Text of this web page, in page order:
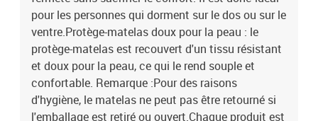
pour les personnes qui dorment sur le dos ou sur le
ventre.Protège-matelas doux pour la peau : le
protège-matelas est recouvert d'un tissu résistant
et doux pour la peau, ce qui le rend souple et
confortable. Remarque :Pour des raisons
d'hygiène, le matelas ne peut pas être retourné si
l'emballage est retiré ou ouvert.Chaque produit est